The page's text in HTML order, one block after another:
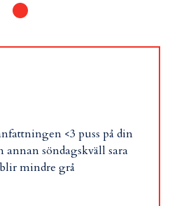
<3 puss på din
annan söndagskväll sara
mindre grå